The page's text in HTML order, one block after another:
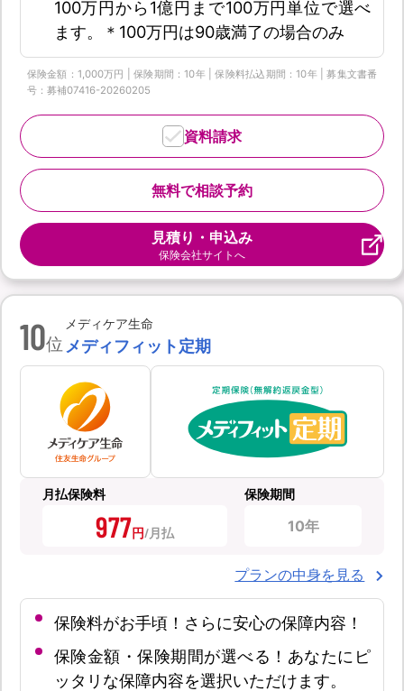
100万円から1億円まで100万円単位で選べ
ます。＊100万円は90歳満了の場合のみ
保険金額：1,000万円 | 保険期間：10年 | 保険料払込期間：10年 | 募集文書番
号：募補07416-20260205
無料で相談予約
資料請求
見積り・申込み
保険会社サイトへ
10位
メディケア生命
メディフィット定期
月払保険料
977円
保険期間
10年
プランの中身を見る
保険料がお手頃！さらに安心の保障内容！
保険金額・保険期間が選べる！あなたにピ
ッタリな保障内容を選択いただけます。